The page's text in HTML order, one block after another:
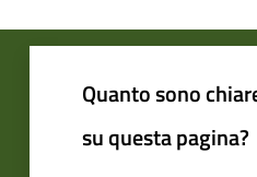
Quanto sono
su questa pagina?